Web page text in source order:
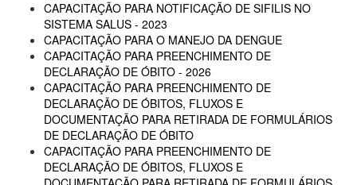
CAPACITAÇÃO PARA NOTIFICAÇÃO DE SIFILIS NO
SISTEMA SALUS - 2023
CAPACITAÇÃO PARA O MANEJO DA DENGUE
CAPACITAÇÃO PARA PREENCHIMENTO DE
DECLARAÇÃO DE ÓBITO - 2026
CAPACITAÇÃO PARA PREENCHIMENTO DE
DECLARAÇÃO DE ÓBITOS, FLUXOS E
DOCUMENTAÇÃO PARA RETIRADA DE FORMULÁRIOS
DE DECLARAÇÃO DE ÓBITO
CAPACITAÇÃO PARA PREENCHIMENTO DE
DECLARAÇÃO DE ÓBITOS, FLUXOS E